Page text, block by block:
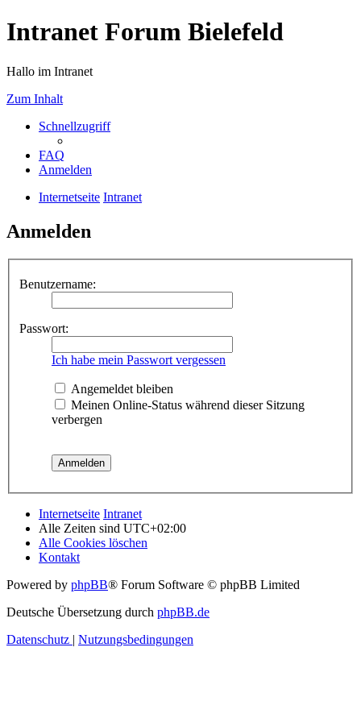
Intranet Forum Bielefeld
Hallo im Intranet
Zum Inhalt
Schnellzugriff
FAQ
Anmelden
Internetseite Intranet
Anmelden
Benutzername:
Passwort:
Ich habe mein Passwort vergessen
Angemeldet bleiben
Meinen Online-Status während dieser Sitzung
verbergen
Internetseite Intranet
Alle Zeiten sind UTC+02:00
Alle Cookies löschen
Kontakt
Powered by phpBB® Forum Software © phpBB Limited
Deutsche Übersetzung durch phpBB.de
Datenschutz | Nutzungsbedingungen